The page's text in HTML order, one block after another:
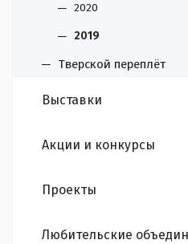
2020
2019
Тверской переплёт
Выставки
Акции и конкурсы
Проекты
Любительские